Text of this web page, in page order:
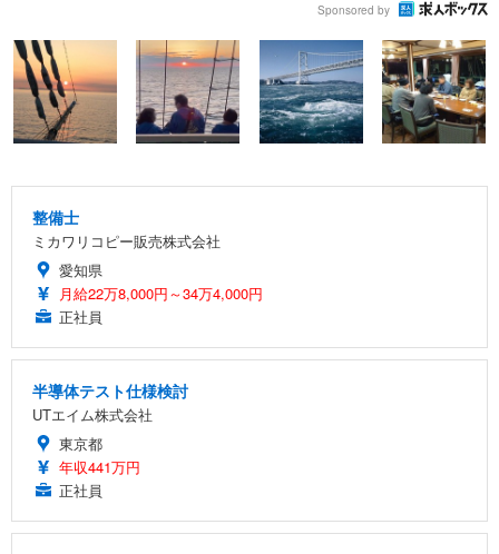
Sponsored by
整備士
ミカワリコピー販売株式会社
愛知県
月給22万8,000円～34万4,000円
正社員
半導体テスト仕様検討
UTエイム株式会社
東京都
年収441万円
正社員